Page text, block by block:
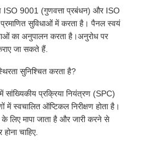
ISO 9001 (गुणवत्ता प्रबंधन) और ISO
सुविधाओं में करता है। पैनल स्वयं
का अनुपालन करता है।अनुरोध पर
जा सकते हैं.
सुनिश्चित करता है?
सांख्यिकीय प्रक्रिया नियंत्रण (SPC)
स्वचालित ऑप्टिकल निरीक्षण होता है।
मापा जाता है और जारी करने से
चाहिए.